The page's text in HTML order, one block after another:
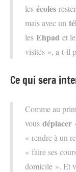
les écoles
mais avec un
les Ehpad et
visités », a-t-il
Ce qui sera
Comme au
vous déplacer
« rendre à un
« faire ses
domicile ». Et